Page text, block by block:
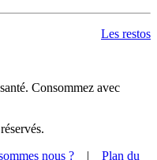
Les restos
Consommez avec
nous ? | Plan du